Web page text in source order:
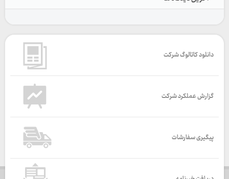
دانلود کاتالوگ شرکت
گزارش عملکرد شرکت
پیگیری سفارشات